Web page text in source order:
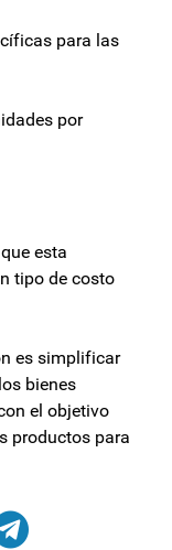
para las
por
esta
tipo de costo
es simplificar
bienes
el objetivo
productos para